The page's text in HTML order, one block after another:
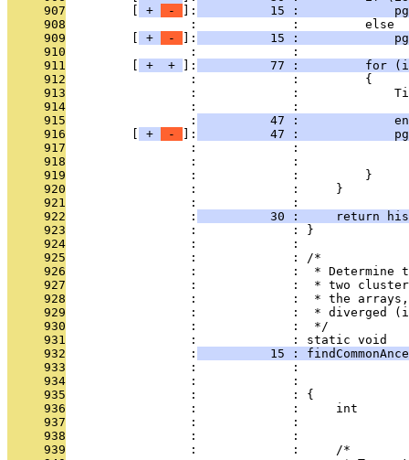
     907
+ - ]:
15 :
     908
                 :             :         else
     909
+ - ]:
15 :
     910
                 :             :
     911
+ + ]:
77 :         for
     912
                 :             :         {
     913
:             :
     914
                 :             :
     915
                 :
47 :
     916
+ - ]:
47 :
     917
:             :
     918
:             :
     919
                 :             :         }
     920
                 :             :     }
     921
                 :             :
     922
                 :
30 :     return
     923
                 :             : }
     924
                 :             :
     925
                 :             : /*
     926
:             :  * Determine
     927
:             :  * two
     928
:             :  * the
     929
:             :  * diverged
     930
                 :             :  */
     931
                 :             : static void
     932
                 :
15 :
     933
:             :
     934
:             :
     935
                 :             : {
     936
:             :     int
     937
:             :
     938
                 :             :
     939
                 :             :     /*